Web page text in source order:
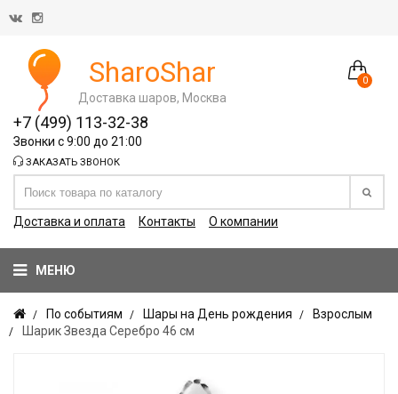
0
SharoShar
Доставка шаров, Москва
+7 (499) 113-32-38
Звонки с 9:00 до 21:00
ЗАКАЗАТЬ ЗВОНОК
Доставка и оплата Контакты О компании
МЕНЮ
По событиям Шары на День рождения
Взрослым
Шарик Звезда Серебро 46 см